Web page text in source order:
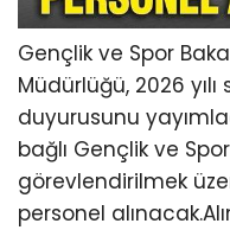
Gençlik ve Spor
Müdürlüğü, 2026
duyurusunu
bağlı Gençlik ve
görevlendirilmek
personel